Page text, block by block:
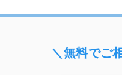
＼無料でご